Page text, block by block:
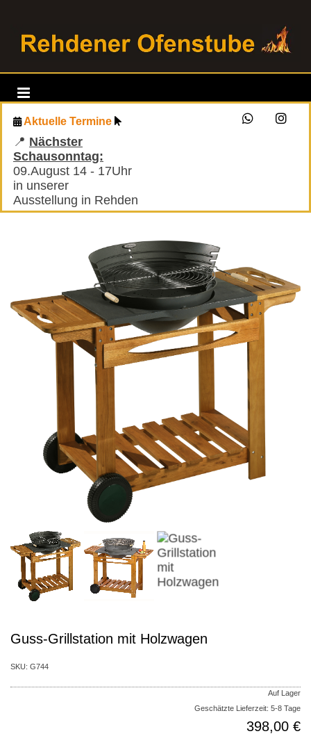
 Aktuelle Termine 
📍 Nächster
Schausonntag:
09.August 14 - 17Uhr
in unserer
Ausstellung in Rehden
Guss-Grillstation mit Holzwagen
SKU: G744
Auf Lager
Geschätzte Lieferzeit: 5-8 Tage
398,00 €